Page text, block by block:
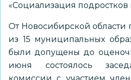
«Социализация подростков
От Новосибирской области
из 15 муниципальных
были допущены до
июня состоялось